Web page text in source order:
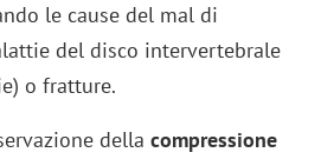
le cause del mal di
del disco intervertebrale
o fratture.
dellacompressione